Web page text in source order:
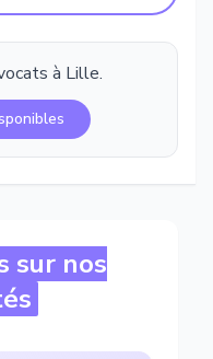
à Lille.
sur nos